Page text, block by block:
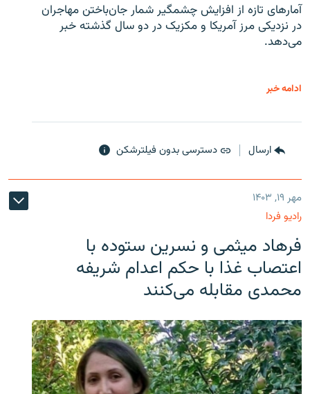
آمارهای تازه از افزایش چشمگیر شمار جان‌باختن مهاجران
در نزدیکی مرز آمریکا و مکزیک در دو سال گذشته خبر
می‌دهد.
ادامه خبر
ارسال دسترسی بدون فیلترشکن
مهر ۱۹, ۱۴۰۳
رادیو فردا
فرهاد میثمی و نسرین ستوده با
اعتصاب غذا با حکم اعدام شریفه
محمدی مقابله می‌کنند